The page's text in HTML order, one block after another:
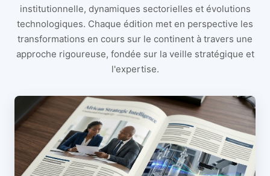
institutionnelle, dynamiques sectorielles et évolutions
technologiques. Chaque édition met en perspective les
transformations en cours sur le continent à travers une
approche rigoureuse, fondée sur la veille stratégique et
l'expertise.